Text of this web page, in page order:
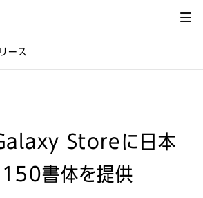
ース
Storeに日本
150書体を提供